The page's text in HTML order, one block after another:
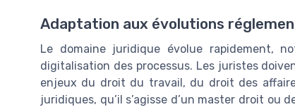
Adaptation aux évolutions
Le domaine juridique évolue rapidement,
digitalisation des processus. Les juristes
enjeux du droit du travail, du droit des
juridiques, qu’il s’agisse d’un master droit ou